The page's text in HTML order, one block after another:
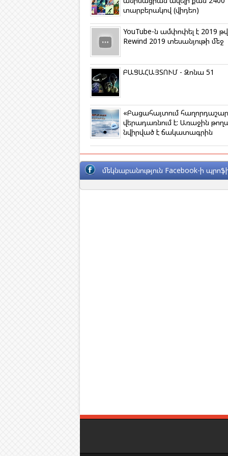
s
n
i
k
i
տարբերակով (վիդեո)
YouTube-ն ամփոփել է 2019
Rewind 2019 տեսանյութի մեջ
ԲԱՑԱՀԱՅՏՈՒՄ - Զոնա 51
«Բացահայտում
վերադառնում է: Առաջին
նվիրված է ճակատագրին
մեկնաբանություն Facebook-ի